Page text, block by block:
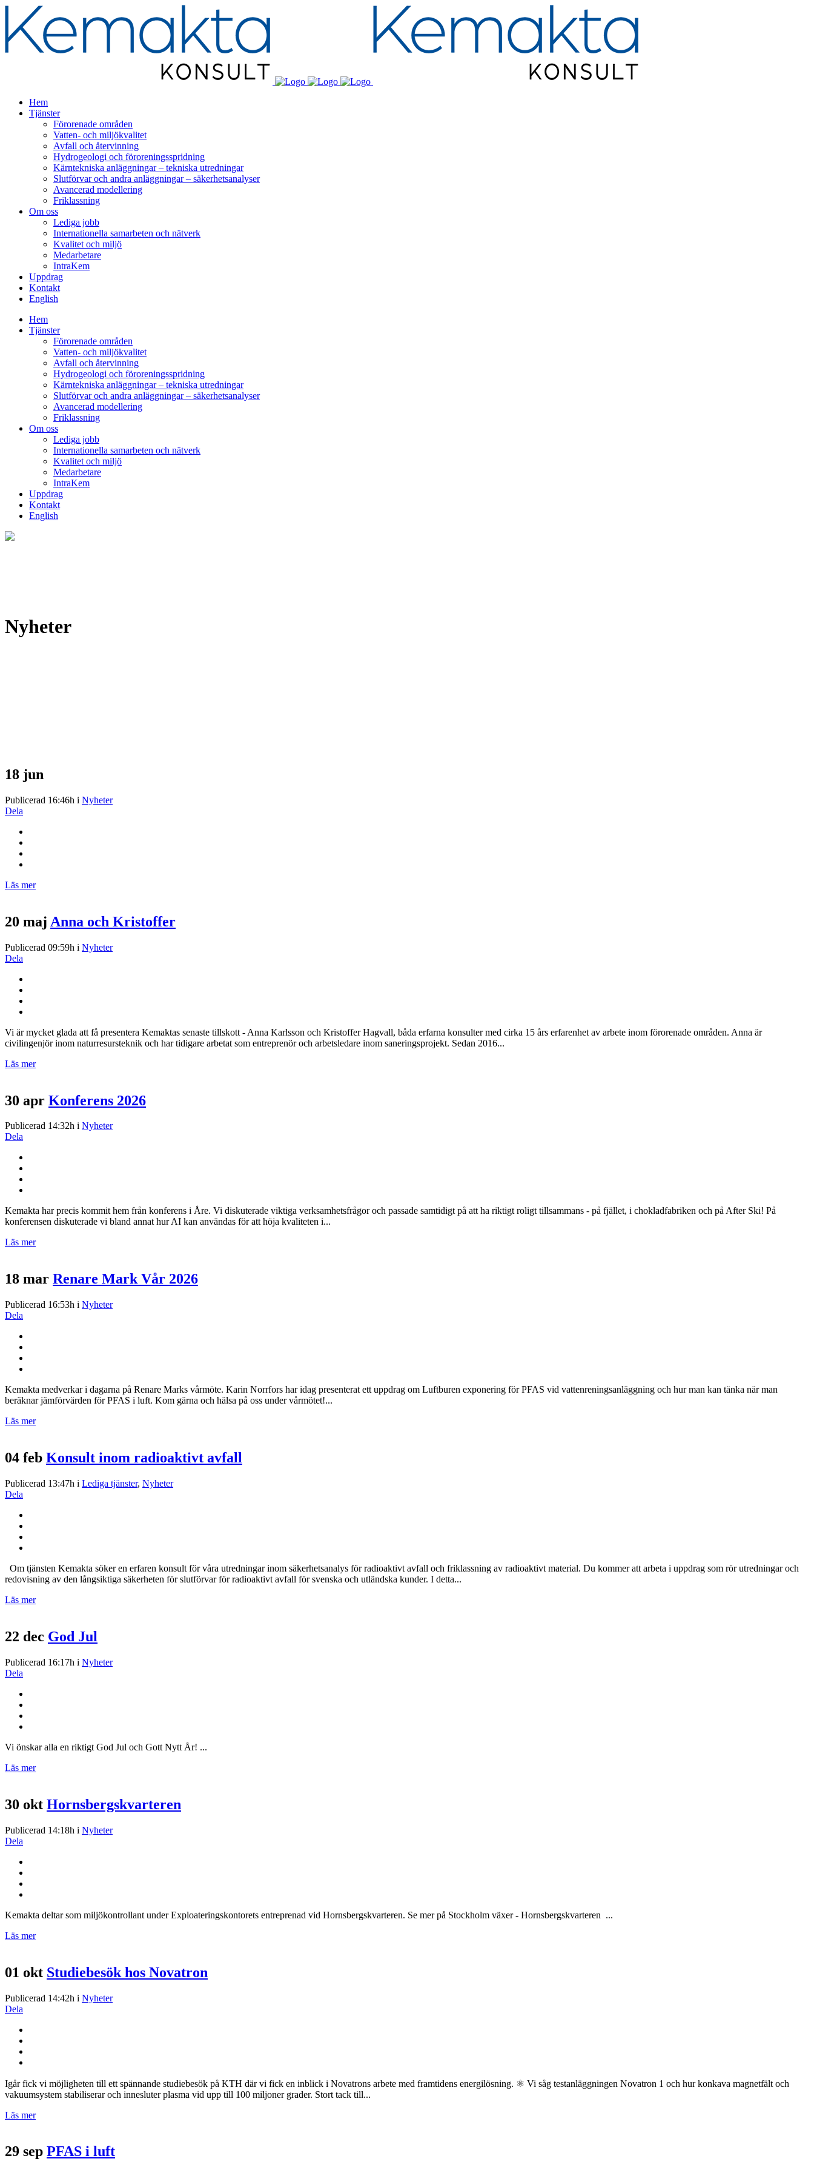
Hem
Tjänster
Förorenade områden
Vatten- och miljökvalitet
Avfall och återvinning
Hydrogeologi och föroreningsspridning
Kärntekniska anläggningar – tekniska utredningar
Slutförvar och andra anläggningar – säkerhetsanalyser
Avancerad modellering
Friklassning
Om oss
Lediga jobb
Internationella samarbeten och nätverk
Kvalitet och miljö
Medarbetare
IntraKem
Uppdrag
Kontakt
English
Hem
Tjänster
Förorenade områden
Vatten- och miljökvalitet
Avfall och återvinning
Hydrogeologi och föroreningsspridning
Kärntekniska anläggningar – tekniska utredningar
Slutförvar och andra anläggningar – säkerhetsanalyser
Avancerad modellering
Friklassning
Om oss
Lediga jobb
Internationella samarbeten och nätverk
Kvalitet och miljö
Medarbetare
IntraKem
Uppdrag
Kontakt
English
Nyheter
18 jun
Publicerad 16:46h i Nyheter
Dela
Läs mer
20 maj Anna och Kristoffer
Publicerad 09:59h i Nyheter
Dela
Vi är mycket glada att få presentera Kemaktas senaste tillskott - Anna Karlsson och Kristoffer Hagvall, båda erfarna konsulter med cirka 15 års erfarenhet av arbete inom förorenade områden. Anna är
civilingenjör inom naturresursteknik och har tidigare arbetat som entreprenör och arbetsledare inom saneringsprojekt. Sedan 2016...
Läs mer
30 apr Konferens 2026
Publicerad 14:32h i Nyheter
Dela
Kemakta har precis kommit hem från konferens i Åre. Vi diskuterade viktiga verksamhetsfrågor och passade samtidigt på att ha riktigt roligt tillsammans ‐ på fjället, i chokladfabriken och på After Ski! På
konferensen diskuterade vi bland annat hur AI kan användas för att höja kvaliteten i...
Läs mer
18 mar Renare Mark Vår 2026
Publicerad 16:53h i Nyheter
Dela
Kemakta medverkar i dagarna på Renare Marks vårmöte. Karin Norrfors har idag presenterat ett uppdrag om Luftburen exponering för PFAS vid vattenreningsanläggning och hur man kan tänka när man
beräknar jämförvärden för PFAS i luft. Kom gärna och hälsa på oss under vårmötet!...
Läs mer
04 feb Konsult inom radioaktivt avfall
Publicerad 13:47h i Lediga tjänster, Nyheter
Dela
Om tjänsten Kemakta söker en erfaren konsult för våra utredningar inom säkerhetsanalys för radioaktivt avfall och friklassning av radioaktivt material. Du kommer att arbeta i uppdrag som rör utredningar och
redovisning av den långsiktiga säkerheten för slutförvar för radioaktivt avfall för svenska och utländska kunder. I detta...
Läs mer
22 dec God Jul
Publicerad 16:17h i Nyheter
Dela
Vi önskar alla en riktigt God Jul och Gott Nytt År! ...
Läs mer
30 okt Hornsbergskvarteren
Publicerad 14:18h i Nyheter
Dela
Kemakta deltar som miljökontrollant under Exploateringskontorets entreprenad vid Hornsbergskvarteren. Se mer på Stockholm växer - Hornsbergskvarteren ...
Läs mer
01 okt Studiebesök hos Novatron
Publicerad 14:42h i Nyheter
Dela
Igår fick vi möjligheten till ett spännande studiebesök på KTH där vi fick en inblick i Novatrons arbete med framtidens energilösning. ⚛️ Vi såg testanläggningen Novatron 1 och hur konkava magnetfält och
vakuumsystem stabiliserar och innesluter plasma vid upp till 100 miljoner grader. Stort tack till...
Läs mer
29 sep PFAS i luft